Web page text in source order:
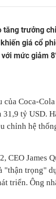
tăng trưởng
giá cổ
mức giảm
Coca-
tỷ USD.
chỉnh hệ
CEO James
"thận trọng"
triển. Ông